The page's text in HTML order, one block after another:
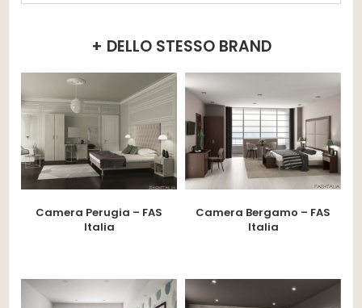
+ DELLO STESSO BRAND
Camera Perugia – FAS
Italia
Camera Bergamo – FAS
Italia